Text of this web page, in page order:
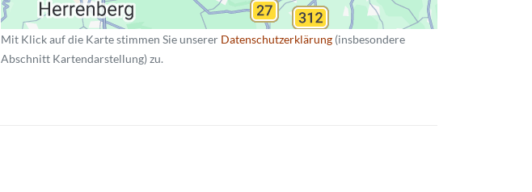
Mit Klick auf die Karte stimmen Sie unserer Datenschutzerklärung (insbesondere
Abschnitt Kartendarstellung) zu.